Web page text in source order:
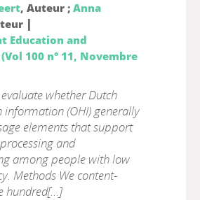
, Auteur ; Anna
|
Education and
100 n° 11, Novembre
whether Dutch
information (OHI) generally
elements that support
and
among people with low
Methods We content-
hundred[...]